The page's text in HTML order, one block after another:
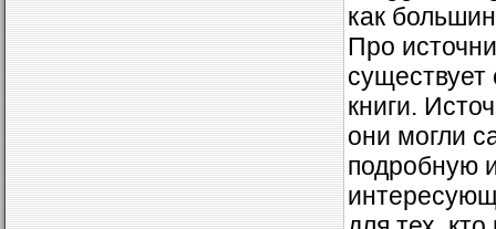
как
Про
существует
книги.
они могли
подробную